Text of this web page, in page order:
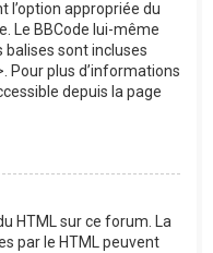
l’option appropriée du
Le BBCode lui-même
balises sont incluses
Pour plus d’informations
depuis la page
HTML sur ce forum. La
par le HTML peuvent